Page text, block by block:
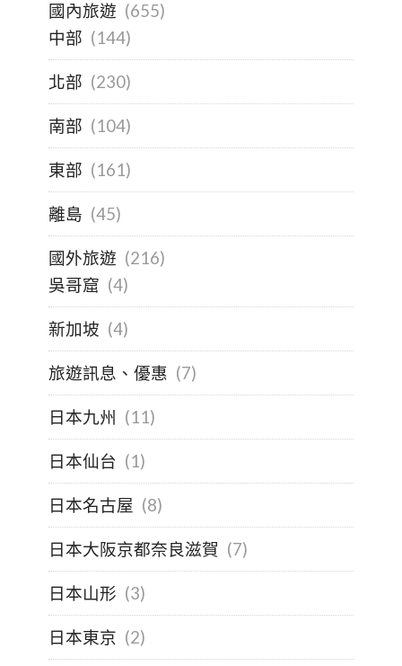
國內旅遊 (655)
中部 (144)
北部 (230)
南部 (104)
東部 (161)
離島 (45)
國外旅遊 (216)
吳哥窟 (4)
新加坡 (4)
旅遊訊息、優惠 (7)
日本九州 (11)
日本仙台 (1)
日本名古屋 (8)
日本大阪京都奈良滋賀 (7)
日本山形 (3)
日本東京 (2)